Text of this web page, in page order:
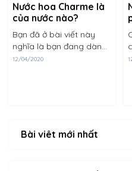
Nước hoa Charme là
của nước nào?
Bạn đã ở bài viết này
nghĩa là bạn đang dành
sự quan tâm nhất định
12/04/2020
Bài viêt mới nhất